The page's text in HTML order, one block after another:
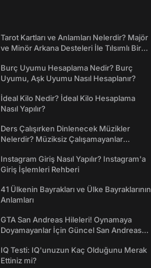
Tarot Kartları ve Anlamları Nelerdir? Majör
ve Minör Arkana Desteleri İle Tılsımlı Bir
Burç Uyumu Hesaplama Nedir? Burç
Uyumu, Aşk Uyumu Nasıl Hesaplanır?
İdeal Kilo Nedir? İdeal Kilo Hesaplama
Nasıl Yapılır?
Ders Çalışırken Dinlenecek Müzikler
Nelerdir? Müziksiz Çalışamayanlar
Instagram Giriş Nasıl Yapılır? Instagram'a
Giriş İşlemleri Rehberi
41 Ülkenin Bayrakları ve Ülke Bayraklarının
Anlamları
GTA San Andreas Hileleri! Oynamaya
Doyamayanlar İçin Güncel San Andreas
IQ Testi: IQ'unuzun Kaç Olduğunu Merak
Ettiniz mi?